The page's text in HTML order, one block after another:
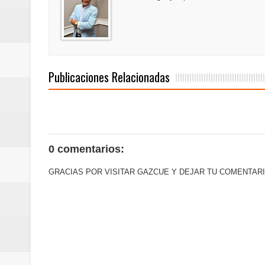
Publicaciones Relacionadas
0 comentarios:
GRACIAS POR VISITAR GAZCUE Y DEJAR TU